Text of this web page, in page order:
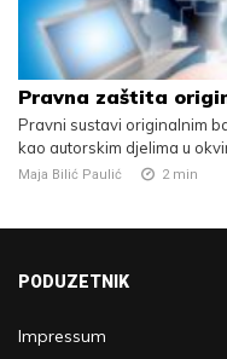
Pravna zaštita
Pravni sustavi originalnim
kao autorskim djelima u
Maja Bilić Paulić 2 min
PODUZETNIK
Impressum